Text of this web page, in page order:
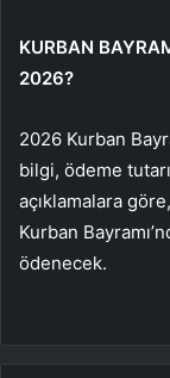
KURBAN
2026?
2026 Kurban
bilgi, ödeme
açıklamalara
Kurban
ödenecek.